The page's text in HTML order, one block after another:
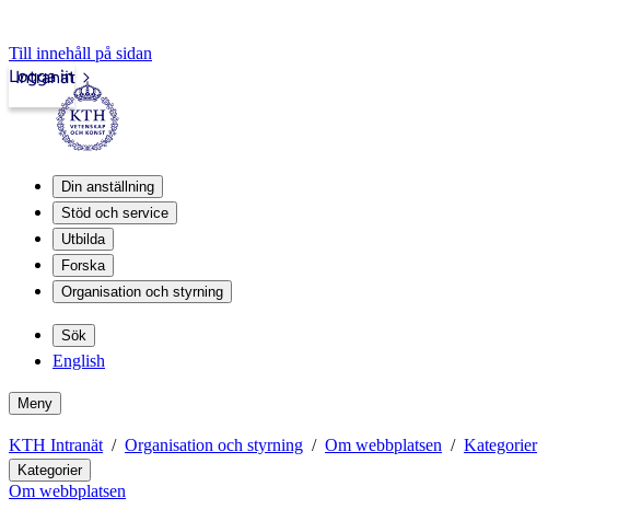
Till innehåll på sidan
Intranät
Logga in
Din anställning
Stöd och service
Utbilda
Forska
Organisation och styrning
Sök
English
Meny
KTH Intranät Organisation och styrning Om webbplatsen Kategorier
Kategorier
Om webbplatsen